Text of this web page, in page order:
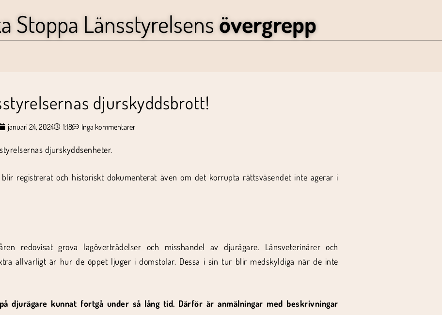
Stoppa Länsstyrelsens övergrepp
djurskyddsbrott!
januari 24, 2024 1:18 Inga kommentarer
djurskyddsenheter.
registrerat och historiskt dokumenterat även om det korrupta rättsväsendet inte agerar i
redovisat grova lagöverträdelser och misshandel av djurägare. Länsveterinärer och
allvarligt är hur de öppet ljuger i domstolar. Dessa i sin tur blir medskyldiga när de inte
djurägare kunnat fortgå under så lång tid. Därför är anmälningar med beskrivningar